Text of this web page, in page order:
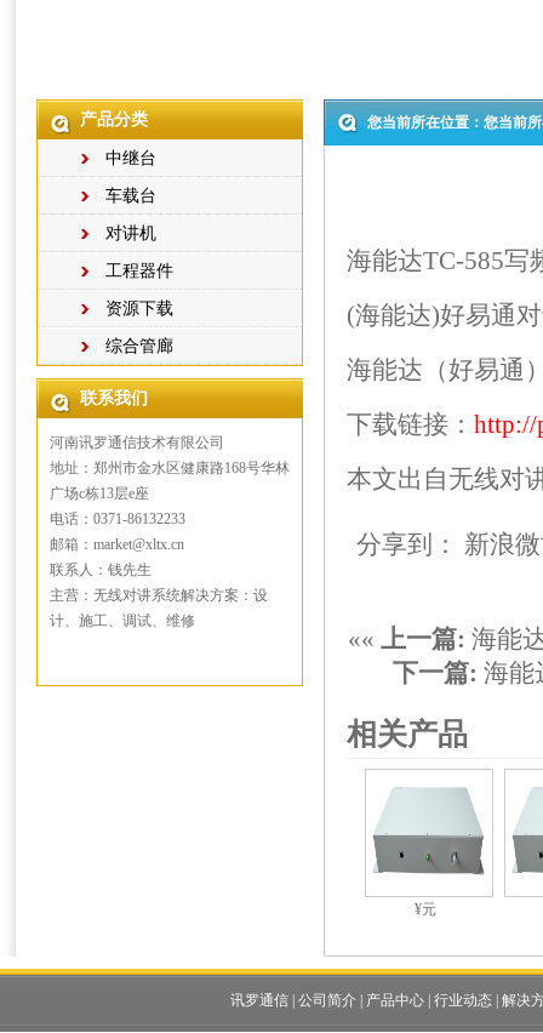
产品分类
中继台
车载台
对讲机
工程器件
资源下载
综合管廊
联系我们
河南讯罗通信技术有限公司
地址：郑州市金水区健康路168号华林
广场c栋13层e座
电话：0371-86132233
邮箱：market@xltx.cn
联系人：钱先生
主营：无线对讲系统解决方案：设
计、施工、调试、维修
您当前所在位置：您当前
海能达TC-585写
(海能达)好易通
海能达（好易通
下载链接： http://
本文出自无线对
分享到： 新浪
«« 上一篇: 海能
下一篇: 海能
相关产品
¥元
讯罗通信| 公司简介| 产品中心| 行业动态| 解决